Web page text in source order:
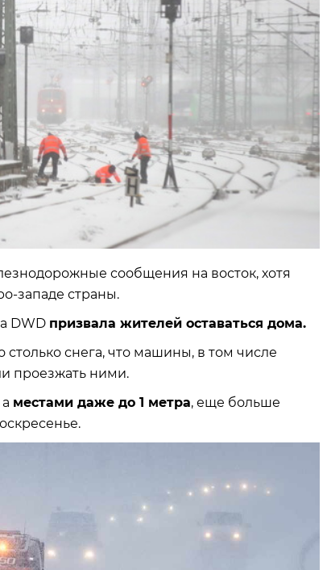
сообщения на восток, хотя
западе страны.
DWD призвала жителей оставаться дома.
снега, что машины, в том числе
проезжать ними.
местами даже до 1 метра, еще больше